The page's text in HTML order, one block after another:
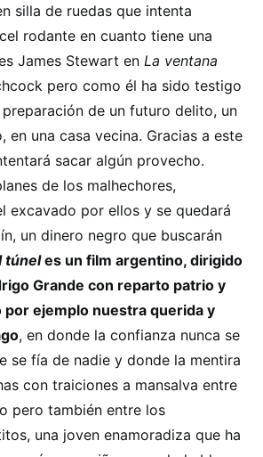
silla de ruedas que intenta
rodante en cuanto tiene una
James Stewart en La ventana
pero como él ha sido testigo
de un futuro delito, un
en una casa vecina. Gracias a este
sacar algún provecho.
de los malhechores,
excavado por ellos y se quedará
un dinero negro que buscarán
túneles un film argentino, dirigido
Grande con reparto patrio y
ejemplo nuestra querida y
, en donde la confianza nunca se
se fía de nadie y donde la mentira
con traiciones a mansalva entre
pero también entre los
una joven enamoradiza que ha